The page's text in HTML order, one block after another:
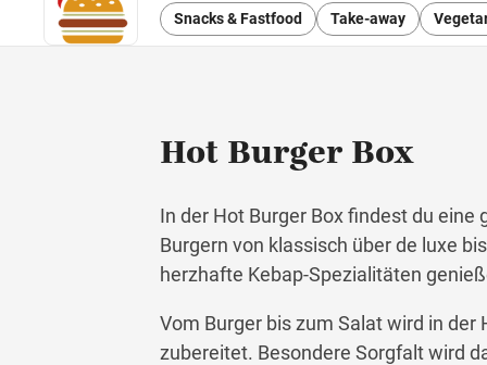
Snacks & Fastfood Take-away
Hot Burger Box
In der Hot Burger Box findest du
Burgern von klassisch über de luxe
herzhafte Kebap-Spezialitäten
Vom Burger bis zum Salat wird in der
zubereitet. Besondere Sorgfalt wird